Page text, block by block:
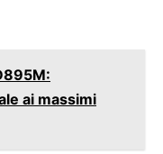
ai massimi